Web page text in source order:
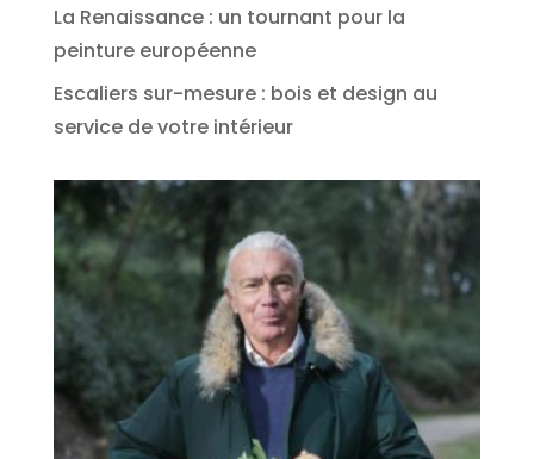
La Renaissance : un tournant pour la
peinture européenne
Escaliers sur-mesure : bois et design au
service de votre intérieur